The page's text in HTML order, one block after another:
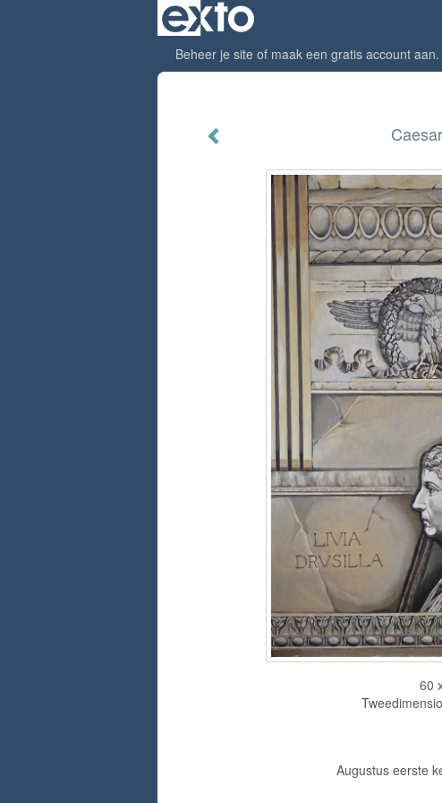
Beheer je site of maak een gratis account aan.
60
Augustus eerste